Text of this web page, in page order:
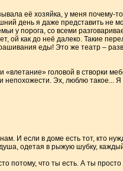
её хозяйка, у меня почему-
день я даже представить не
у порога, со всеми
ой как до неё далеко. Такие
еды! Это же театр –
«влетание» головой в створки
непохожести. Эх, люблю такое...
И если в доме есть тот, кто
одетая в рыжую шубку,
потому, что ты есть. А ты